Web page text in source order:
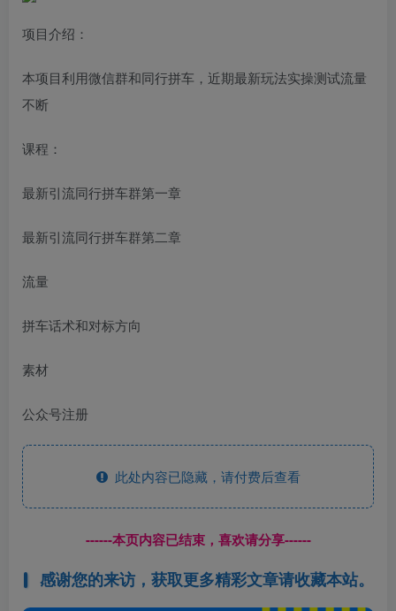
项目介绍：
本项目利用微信群和同行拼车，近期最新玩法实操测试流量
不断
课程：
最新引流同行拼车群第一章
最新引流同行拼车群第二章
流量
拼车话术和对标方向
素材
公众号注册
此处内容已隐藏，请付费后查看
------本页内容已结束，喜欢请分享------
感谢您的来访，获取更多精彩文章请收藏本站。